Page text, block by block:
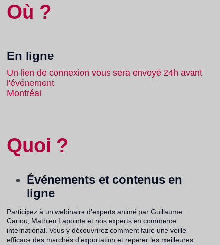
Où ?
En ligne
Un lien de connexion vous sera envoyé 24h avant
l'événement
Montréal
Quoi ?
Événements et contenus en
ligne
Participez à un webinaire d’experts animé par Guillaume
Cariou, Mathieu Lapointe et nos experts en commerce
international. Vous y découvrirez comment faire une veille
efficace des marchés d’exportation et repérer les meilleures